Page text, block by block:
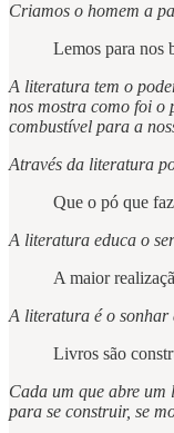
Criamos o homem a
Lemos para nos
A literatura tem o
nos mostra como foi o
combustível para a
Através da literatura
Que o pó que
A literatura educa o
A maior
A literatura é o sonhar
Livros são
Cada um que abre um
para se construir, se